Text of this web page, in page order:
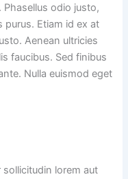
odio justo,
purus. Etiam id ex at
Aenean ultricies
faucibus. Sed finibus
Nulla euismod eget
sollicitudin lorem aut